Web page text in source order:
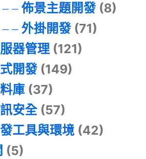
佈景主題開發(8)
外掛開發(71)
器管理(121)
開發(149)
庫(37)
安全(57)
工具與環境(42)
(5)